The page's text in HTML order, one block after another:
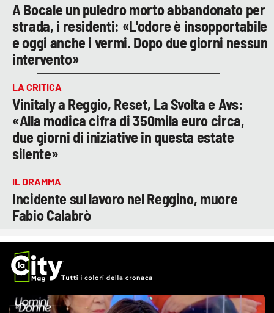
A Bocale un puledro morto abbandonato per
strada, i residenti: «L'odore è insopportabile
e oggi anche i vermi. Dopo due giorni nessun
intervento»
LA CRITICA
Vinitaly a Reggio, Reset, La Svolta e Avs:
«Alla modica cifra di 350mila euro circa,
due giorni di iniziative in questa estate
silente»
IL DRAMMA
Incidente sul lavoro nel Reggino, muore
Fabio Calabrò